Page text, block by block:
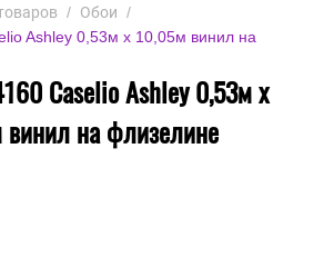
/ Обои /
Ashley 0,53м x 10,05м винил на
Caselio Ashley 0,53м x
на флизелине